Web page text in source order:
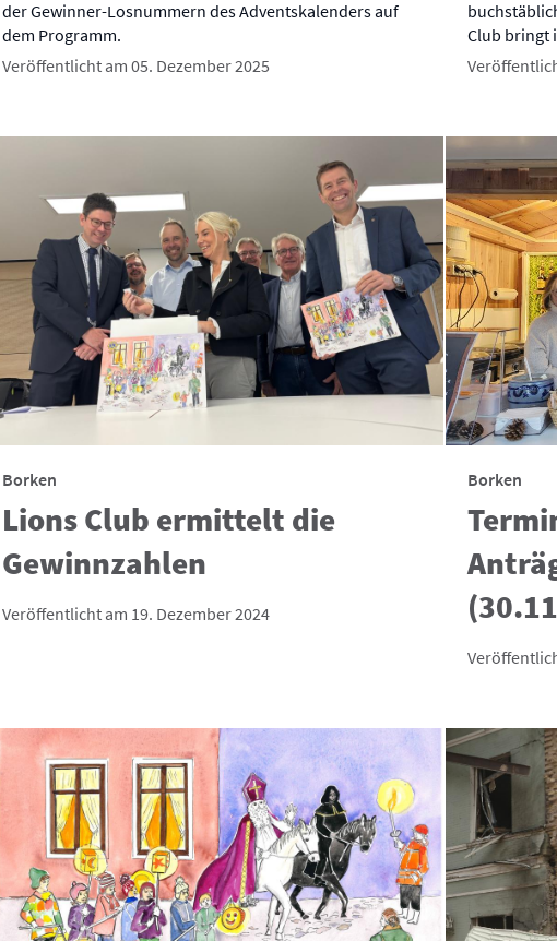
der Gewinner-Losnummern des Adventskalenders auf
dem Programm.
Veröffentlicht am 05. Dezember 2025
Club bringt
Borken
Lions Club ermittelt die
Gewinnzahlen
Veröffentlicht am 19. Dezember 2024
Borken